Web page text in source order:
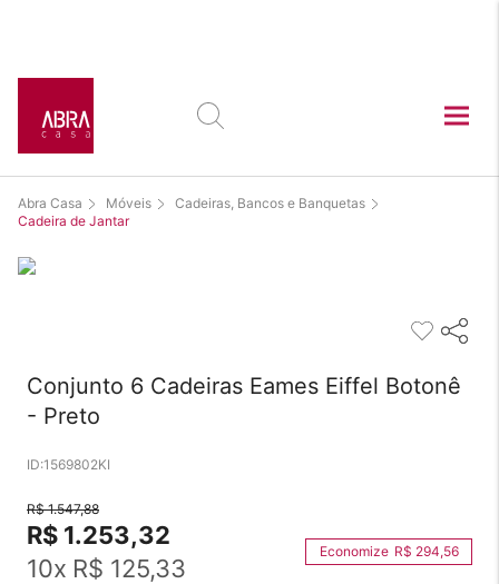
Abra Casa Móveis
Cadeiras, Bancos e Banquetas
Cadeira de Jantar
Conjunto 6 Cadeiras Eames Eiffel Botonê
- Preto
1569802KI
R$ 1.547,88
R$ 1.253,32
10x R$ 125,33
R$ 294,56
Este produto está
exposto nas lojas: